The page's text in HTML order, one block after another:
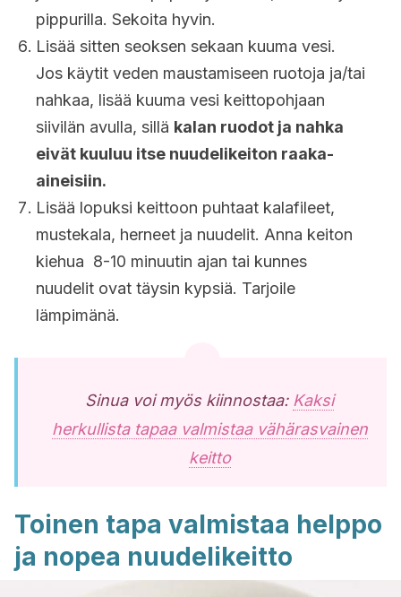
pippurilla. Sekoita hyvin.
Lisää sitten seoksen sekaan kuuma vesi.
Jos käytit veden maustamiseen ruotoja ja/tai
nahkaa, lisää kuuma vesi keittopohjaan
siivilän avulla, sillä kalan ruodot ja nahka
eivät kuuluu itse nuudelikeiton raaka-
aineisiin.
Lisää lopuksi keittoon puhtaat kalafileet,
mustekala, herneet ja nuudelit. Anna keiton
kiehua 8-10 minuutin ajan tai kunnes
nuudelit ovat täysin kypsiä. Tarjoile
lämpimänä.
Sinua voi myös kiinnostaa: Kaksi
herkullista tapaa valmistaa vähärasvainen
keitto
Toinen tapa valmistaa helppo
ja nopea nuudelikeitto